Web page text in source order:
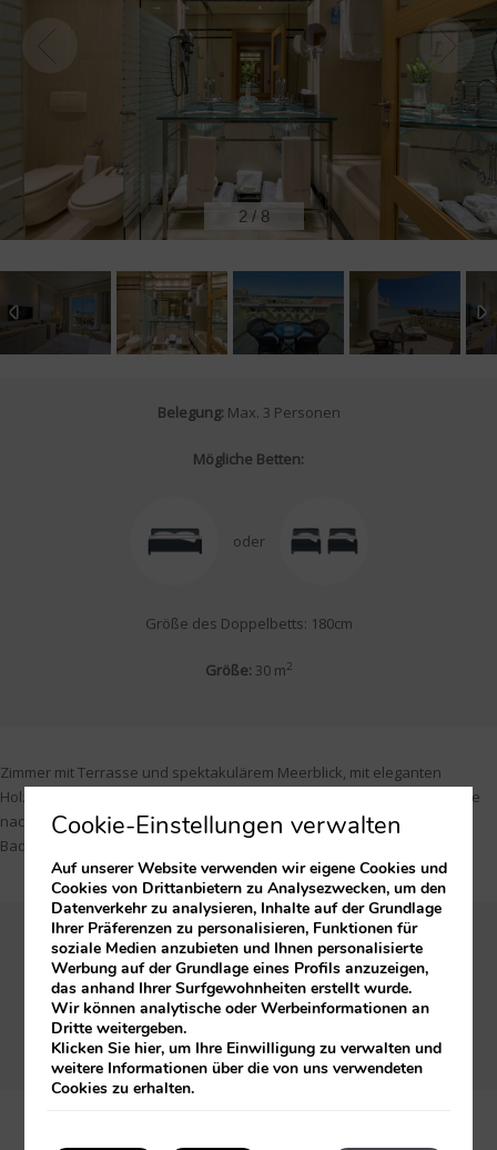
2 / 8
Belegung: Max. 3 Personen
Mögliche Betten:
oder
Größe des Doppelbetts: 180cm
Größe: 30 m2
Zimmer mit Terrasse und spektakulärem Meerblick, mit eleganten
Holzböden und geschmackvoll eingerichteten Möbeln, deren Farbton je
nach Etage variiert. Praktisch alle Zimmer verfügen über Dusche und
Badewanne. Mit einer Fläche von ca. 30m2 (Terrasse nicht inbegriffen).
Ab 297€pro Nacht
0 Personen vom 22. bis 23 Dezember
NUR IN DIESEM ZIMMER
Cookie-Einstellungen verwalten
Auf unserer Website verwenden wir eigene Cookies und
Cookies von Drittanbietern zu Analysezwecken, um den
Datenverkehr zu analysieren, Inhalte auf der Grundlage
Ihrer Präferenzen zu personalisieren, Funktionen für
soziale Medien anzubieten und Ihnen personalisierte
Werbung auf der Grundlage eines Profils anzuzeigen,
das anhand Ihrer Surfgewohnheiten erstellt wurde.
Wir können analytische oder Werbeinformationen an
Dritte weitergeben.
Klicken Siehier, um Ihre Einwilligung zu verwalten und
weitere Informationen über die von uns verwendeten
Cookies zu erhalten.